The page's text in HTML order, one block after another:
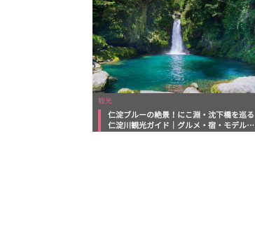
観光
仁淀ブルーの絶景！にこ淵・沈下橋を巡る
仁淀川観光ガイド｜グルメ・宿・モデルコ